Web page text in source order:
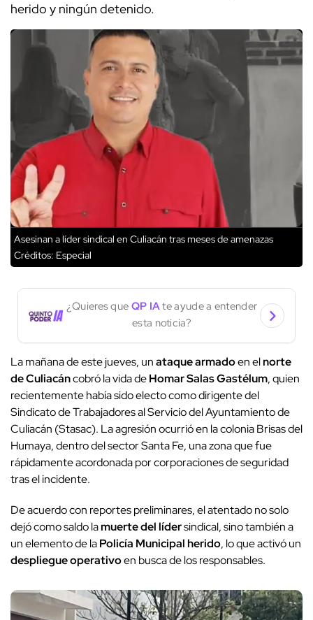
herido y ningún detenido.
Asesinan a líder sindical en Culiacán tras meses de amenazas
Créditos: Especial
¿Quieres que QP IAte ayude a entender
esta noticia?
La mañana de este jueves, unataque armadoen elnorte
de Culiacáncobró la vida deHomar Salas Gastélum, quien
recientemente había sido electo como dirigente del
Sindicato de Trabajadores al Servicio del Ayuntamiento de
Culiacán (Stasac). La agresión ocurrió en la colonia Brisas del
Humaya, dentro del sector Santa Fe, una zona que fue
rápidamente acordonada por corporaciones de seguridad
tras el incidente.
De acuerdo con reportes preliminares, el atentado no solo
dejó como saldo lamuerte del lídersindical, sino también a
un elemento de laPolicía Municipal herido, lo que activó un
despliegue operativoen busca de los responsables.